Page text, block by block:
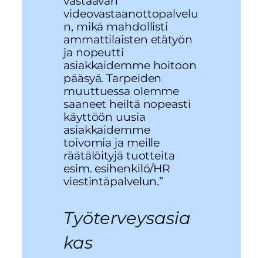
videovastaanottopalvelu
n, mikä mahdollisti
ammattilaisten etätyön
ja nopeutti
asiakkaidemme hoitoon
pääsyä. Tarpeiden
muuttuessa olemme
saaneet heiltä nopeasti
käyttöön uusia
asiakkaidemme
toivomia ja meille
räätälöityjä tuotteita
esim. esihenkilö/HR
viestintäpalvelun.”
Työterveysasia
kas